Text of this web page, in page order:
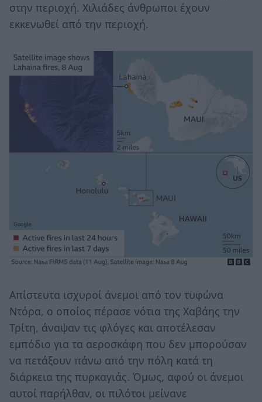
στην περιοχή. Χιλιάδες άνθρωποι έχουν
εκκενωθεί από την περιοχή.
Απίστευτα ισχυροί άνεμοι από τον τυφώνα
Ντόρα, ο οποίος πέρασε νότια της Χαβάης την
Τρίτη, άναψαν τις φλόγες και αποτέλεσαν
εμπόδιο για τα αεροσκάφη που δεν μπορούσαν
να πετάξουν πάνω από την πόλη κατά τη
διάρκεια της πυρκαγιάς. Όμως, αφού οι άνεμοι
αυτοί παρήλθαν, οι πιλότοι μείνανε